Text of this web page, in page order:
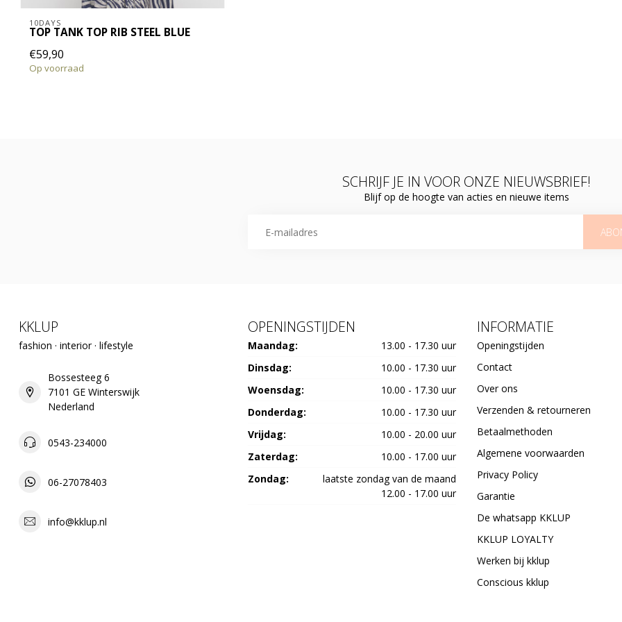
10DAYS
TOP TANK TOP RIB STEEL BLUE
€59,90
Op voorraad
SCHRIJF JE IN VOOR ONZE NIEUWSBRIEF!
Blijf op de hoogte van acties en nieuwe items
KKLUP
fashion · interior · lifestyle
Bossesteeg 6
7101 GE Winterswijk
Nederland
0543-234000
06-27078403
info@kklup.nl
OPENINGSTIJDEN
Maandag:
13.00 - 17.30 uur
Dinsdag:
10.00 - 17.30 uur
Woensdag:
10.00 - 17.30 uur
Donderdag:
10.00 - 17.30 uur
Vrijdag:
10.00 - 20.00 uur
Zaterdag:
10.00 - 17.00 uur
Zondag:
laatste zondag van de maand
12.00 - 17.00 uur
INFORMATIE
Openingstijden
Contact
Over ons
Verzenden & retourneren
Betaalmethoden
Algemene voorwaarden
Privacy Policy
Garantie
De whatsapp KKLUP
KKLUP LOYALTY
Werken bij kklup
Conscious kklup